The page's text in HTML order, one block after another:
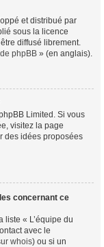
et distribué par
sous la licence
diffusé librement.
phpBB » (en anglais).
Limited. Si vous
visitez la page
des idées proposées
concernant ce
liste « L’équipe du
avec le
whois) ou si un